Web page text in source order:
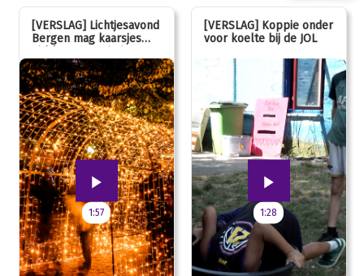
[VERSLAG] Lichtjesavond
Bergen mag kaarsjes
jubileum!
1:57
[VERSLAG] Koppie onder
voor koelte bij de JOL
1:28